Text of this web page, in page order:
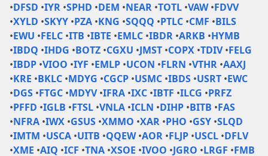
•DFSD •IYR •SPHD •DEM •NEAR •TOTL •VAW •FDVV
•XYLD •SKYY •PZA •KNG •SQQQ •PTLC •CMF •BILS
•EWU •FELC •ITB •IBTE •EMLC •IBDR •ARKB •HYMB
•IBDQ •IHDG •BOTZ •CGXU •JMST •COPX •TDIV •FELG
•IBDP •VIOO •IYF •EMLP •UCON •FLRN •VTHR •AAXJ
•KRE •BKLC •MDYG •CGCP •USMC •IBDS •USRT •EWC
•DGS •FTGC •MDYV •IFRA •IXC •IBTF •ILCG •PRFZ
•PFFD •IGLB •FTSL •VNLA •ICLN •DIHP •BITB •FAS
•NFRA •IWX •GSUS •XMMO •XAR •PHO •GSY •SLQD
•IMTM •USCA •UITB •QQEW •AOR •FLJP •USCL •DFLV
•XME •AIQ •ICF •TNA •XSOE •IVOO •JGRO •LRGF •FMB